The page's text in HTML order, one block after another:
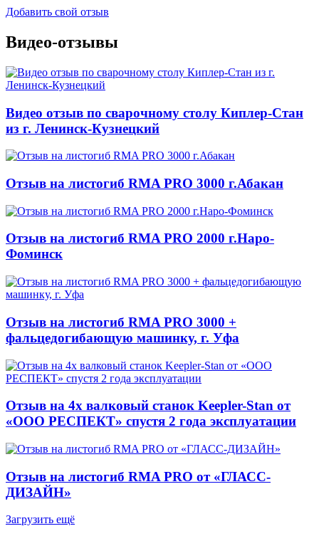
Добавить свой отзыв
Видео-отзывы
Видео отзыв по сварочному столу Киплер-Стан
из г. Ленинск-Кузнецкий
Отзыв на листогиб RMA PRO 3000 г.Абакан
Отзыв на листогиб RMA PRO 2000 г.Наро-
Фоминск
Отзыв на листогиб RMA PRO 3000 +
фальцедогибающую машинку, г. Уфа
Отзыв на 4х валковый станок Keepler-Stan от
«ООО РЕСПЕКТ» спустя 2 года эксплуатации
Отзыв на листогиб RMA PRO от «ГЛАСС-
ДИЗАЙН»
Загрузить ещё